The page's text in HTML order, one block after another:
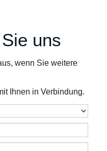
uns
wenn Sie weitere
Ihnen in Verbindung.